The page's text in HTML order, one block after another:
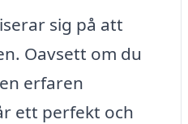
sig på att
Oavsett om du
erfaren
ett perfekt och